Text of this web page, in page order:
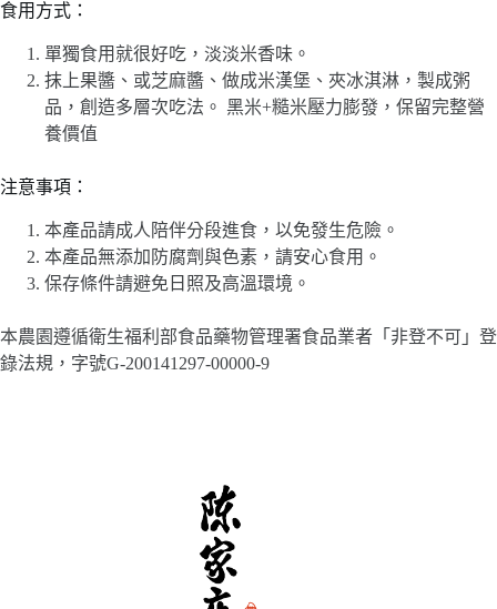
食用方式：
單獨食用就很好吃，淡淡米香味。
抹上果醬、或芝麻醬、做成米漢堡、夾冰淇淋，製成粥
品，創造多層次吃法。 黑米+糙米壓力膨發，保留完整營
養價值
注意事項：
本產品請成人陪伴分段進食，以免發生危險。
本產品無添加防腐劑與色素，請安心食用。
保存條件請避免日照及高溫環境。
本農園遵循衛生福利部食品藥物管理署食品業者「非登不可」登
錄法規，字號G-200141297-00000-9